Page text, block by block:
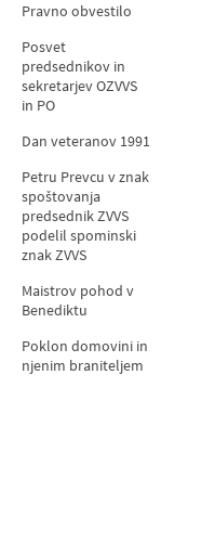
Pravno obvestilo
Posvet
predsednikov in
sekretarjev OZVVS
in PO
Dan veteranov 1991
Petru Prevcu v znak
spoštovanja
predsednik ZVVS
podelil spominski
znak ZVVS
Maistrov pohod v
Benediktu
Poklon domovini in
njenim braniteljem